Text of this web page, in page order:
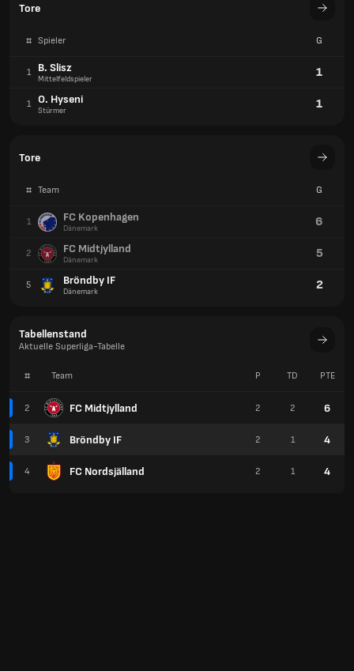
Tore
# Spieler G
1 B. Slisz
Mittelfeldspieler 1
1 O. Hyseni
Stürmer 1
Tore
# Team G
1 FC Kopenhagen
Dänemark 6
2 FC Midtjylland
Dänemark 5
5 Bröndby IF
Dänemark 2
Tabellenstand
Aktuelle Superliga-Tabelle
# Team
2 FC Midtjylland
3 Bröndby IF
4 FC Nordsjälland
P TD PTE
2 2 6
2 1 4
2 1 4